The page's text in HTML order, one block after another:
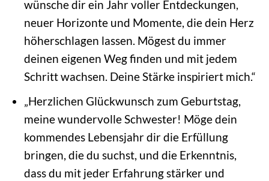
wünsche dir ein Jahr voller Entdeckungen,
neuer Horizonte und Momente, die dein Herz
höherschlagen lassen. Mögest du immer
deinen eigenen Weg finden und mit jedem
Schritt wachsen. Deine Stärke inspiriert mich.“
„Herzlichen Glückwunsch zum Geburtstag,
meine wundervolle Schwester! Möge dein
kommendes Lebensjahr dir die Erfüllung
bringen, die du suchst, und die Erkenntnis,
dass du mit jeder Erfahrung stärker und